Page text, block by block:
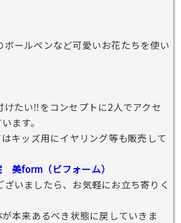
ボールペンなど可愛いお花たちを使い
けたい‼︎をコンセプトに2人でアクセ
ます。
キッズ用にイヤリング等も販売して
美form（ビフォーム）
ざいましたら、お気軽にお立ち寄りく
本来あるべき状態に戻していきま